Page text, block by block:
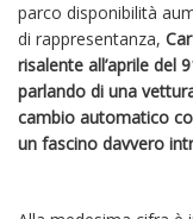
parco disponibilità
di rappresentanza,
risalente all’aprile del
parlando di una
cambio automatico
un fascino davvero